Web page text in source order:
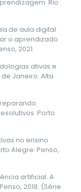
Rio
de aula digital.
o aprendizado
2021.
ativas e
Janeiro: Alta
Porto
no ensino
Alegre: Penso,
artificial. A
2018. (Série